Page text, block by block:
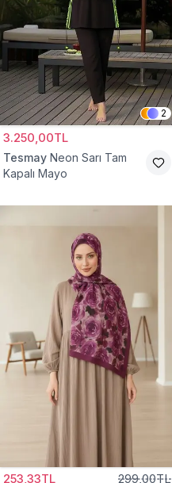
2
3.250,00TL
Tesmay Neon Sarı Tam
Kapalı Mayo
253,33TL 299,00TL